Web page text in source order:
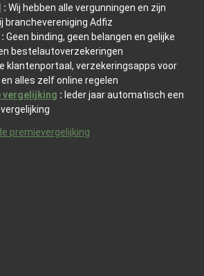
: Wij hebben alle vergunningen en zijn
branchevereniging Adfiz
: Geen binding, geen belangen en gelijke
bestelautoverzekeringen
klantenportaal, verzekeringsapps voor
alles zelf online regelen
vergelijking : Ieder jaar automatisch een
premievergelijking